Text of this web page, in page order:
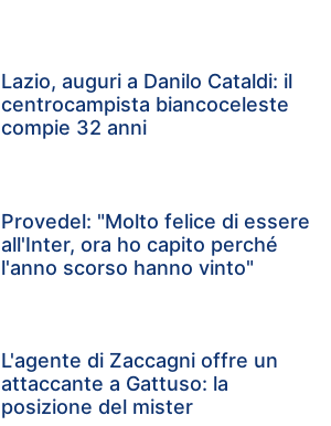
Lazio, auguri a Danilo Cataldi: il
centrocampista biancoceleste
compie 32 anni
Provedel: "Molto felice di essere
all'Inter, ora ho capito perché
l'anno scorso hanno vinto"
L'agente di Zaccagni offre un
attaccante a Gattuso: la
posizione del mister